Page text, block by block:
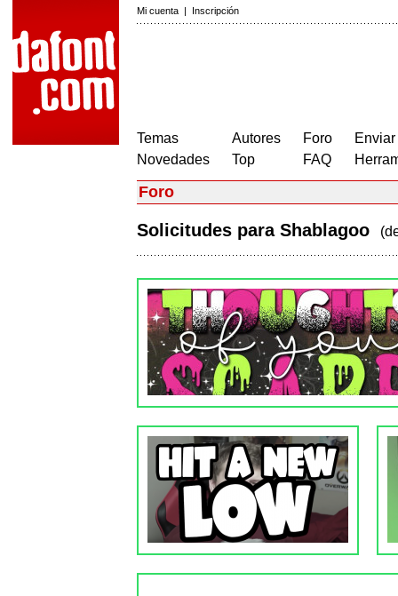
Mi cuenta | Inscripción
Temas
Novedades
Autores
Top
Foro
FAQ
Foro
Solicitudes para Shablagoo